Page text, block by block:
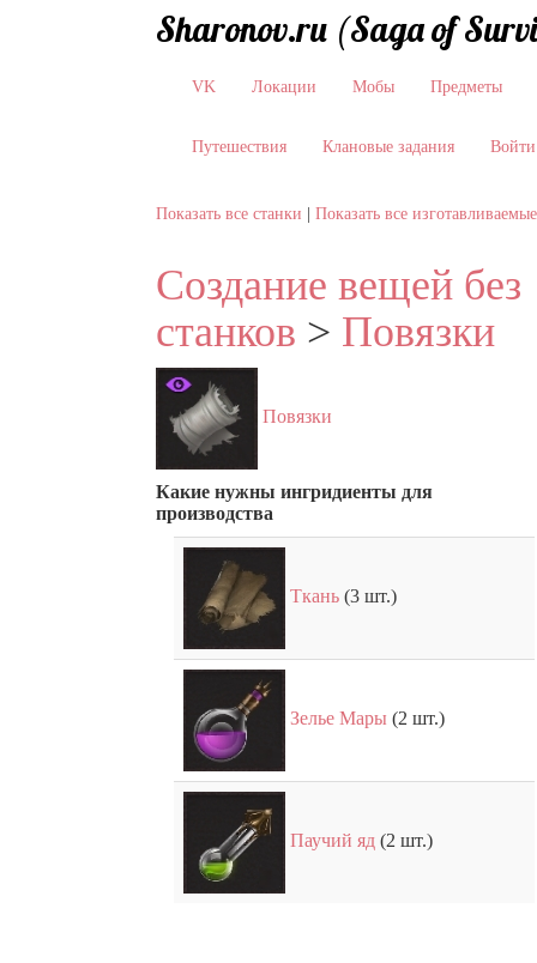
Sharonov.ru (Saga of
VK Локации Мобы Предметы
Путешествия Клановые задания Войти
Показать все станки Показать все
Создание вещей без
станков > Повязки
Повязки
Какие нужны ингридиенты для
производства
Ткань (3 шт.)
Зелье Мары (2 шт.)
Паучий яд (2 шт.)